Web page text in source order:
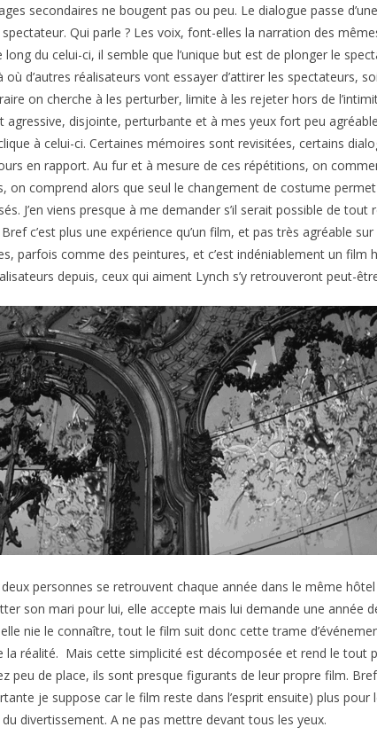
secondaires ne bougent pas ou peu. Le dialogue passe
Qui parle ? Les voix, font-elles la narration des
du celui-ci, il semble que l’unique but est de plonger le
où d’autres réalisateurs vont essayer d’attirer les spectateurs,
on cherche à les perturber, limite à les rejeter hors de
agressive, disjointe, perturbante et à mes yeux fort peu
à celui-ci. Certaines mémoires sont revisitées, certains
en rapport. Au fur et à mesure de ces répétitions, on
on comprend alors que seul le changement de costume permet
J’en viens presque à me demander s’il serait possible de tout
c’est plus une expérience qu’un film, et pas très agréable sur
parfois comme des peintures, et c’est indéniablement un film
depuis, ceux qui aiment Lynch s’y retrouveront peut-
personnes se retrouvent chaque année dans le même hôtel
son mari pour lui, elle accepte mais lui demande une année
nie le connaître, tout le film suit donc cette trame
la réalité. Mais cette simplicité est décomposée et rend le tout
peu de place, ils sont presque figurants de leur propre film.
je suppose car le film reste dans l’esprit ensuite) plus pour
divertissement. A ne pas mettre devant tous les yeux.